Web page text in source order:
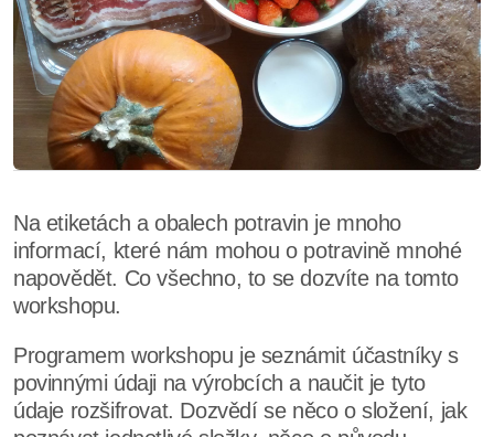
Na etiketách a obalech potravin je mnoho
informací, které nám mohou o potravině mnohé
napovědět. Co všechno, to se dozvíte na tomto
workshopu.
Programem workshopu je seznámit účastníky s
povinnými údaji na výrobcích a naučit je tyto
údaje rozšifrovat. Dozvědí se něco o složení, jak